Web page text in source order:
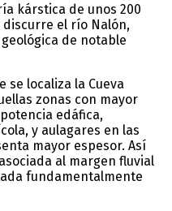
kárstica de unos 200
el río Nalón,
de notable
se localiza la Cueva
zonas con mayor
edáfica,
y aulagares en las
mayor espesor. Así
al margen fluvial
fundamentalmente